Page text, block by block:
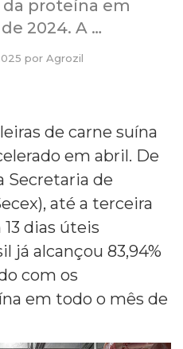
proteína em
2024. A …
por Agrozil
de carne suína
em abril. De
Secretaria de
até a terceira
dias úteis
já alcançou 83,94%
com os
em todo o mês de